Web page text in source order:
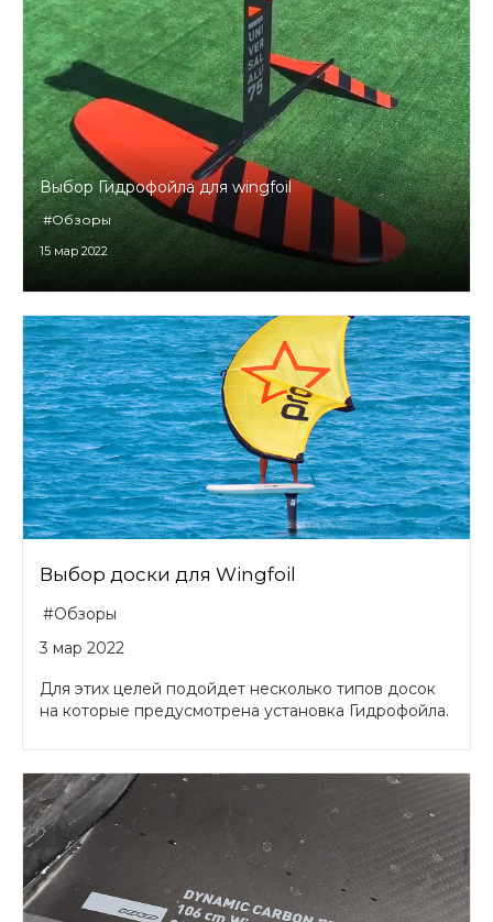
Выбор Гидрофойла для wingfoil
#Обзоры
15 мар 2022
Выбор доски для Wingfoil
#Обзоры
3 мар 2022
Для этих целей подойдет несколько типов досок
на которые предусмотрена установка Гидрофойла.